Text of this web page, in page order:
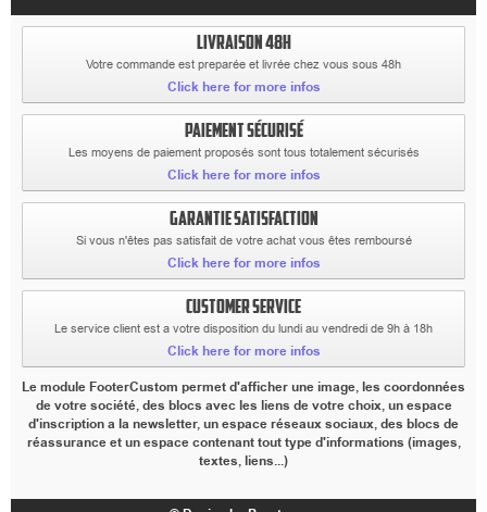
LIVRAISON 48H
Votre commande est preparée et livrée chez vous sous 48h
Click here for more infos
PAIEMENT SÉCURISÉ
Les moyens de paiement proposés sont tous totalement sécurisés
Click here for more infos
GARANTIE SATISFACTION
Si vous n'êtes pas satisfait de votre achat vous êtes remboursé
Click here for more infos
CUSTOMER SERVICE
Le service client est a votre disposition du lundi au vendredi de 9h à 18h
Click here for more infos
Le module FooterCustom permet d'afficher une image, les coordonnées
de votre société, des blocs avec les liens de votre choix, un espace
d'inscription a la newsletter, un espace réseaux sociaux, des blocs de
réassurance et un espace contenant tout type d'informations (images,
textes, liens...)